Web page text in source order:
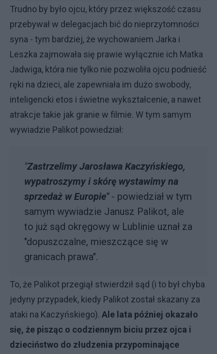
Trudno by było ojcu, który przez większość czasu
przebywał w delegacjach bić do nieprzytomności
syna - tym bardziej, że wychowaniem Jarka i
Leszka zajmowała się prawie wyłącznie ich Matka
Jadwiga, która nie tylko nie pozwoliła ojcu podnieść
ręki na dzieci, ale zapewniała im dużo swobody,
inteligencki etos i świetne wykształcenie, a nawet
atrakcje takie jak granie w filmie. W tym samym
wywiadzie Palikot powiedział:
"Zastrzelimy Jarosława Kaczyńskiego,
wypatroszymy i skórę wystawimy na
sprzedaż w Europie"- powiedział w tym
samym wywiadzie Janusz Palikot, ale
to już sąd okręgowy w Lublinie uznał za
"dopuszczalne, mieszczące się w
granicach prawa".
To, że Palikot przegiął stwierdził sąd (i to był chyba
jedyny przypadek, kiedy Palikot został skazany za
ataki na Kaczyńskiego). Ale lata później okazało
się, że pisząc o codziennym biciu przez ojca i
dzieciństwo do złudzenia przypominające